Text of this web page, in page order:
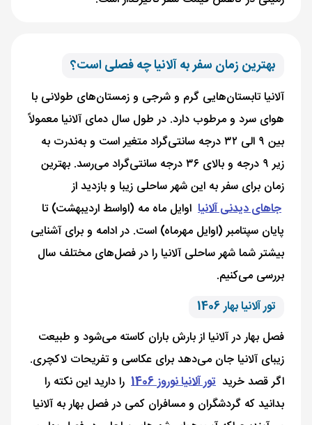
بهترین زمان سفر به آلانیا چه فصلی است؟
آلانیا تابستان‌هایی گرم و شرجی و زمستان‌های طولانی با
هوای سرد و مرطوب دارد. در طول سال دمای آلانیا معمولاً
بین ۹ الی ۳۲ درجه سانتی‌گراد متغیر است و ‌به‌ندرت به
زیر ۹ درجه و بالای ۳۶ درجه سانتی‌گراد می‌رسد. بهترین
زمان برای سفر به این شهر ساحلی زیبا و بازدید از
جاهای دیدنی آلانیا اوایل ماه مه (اواسط اردیبهشت) تا
پایان سپتامبر (اوایل مهرماه) است. در ادامه و برای آشنایی
بیشتر شما شهر ساحلی آلانیا را در فصل‌های مختلف سال
بررسی می‌کنیم.
تور آلانیا بهار 1406
فصل بهار در آلانیا از بارش باران کاسته می‌شود و طبیعت
زیبای آلانیا جان می‌دهد برای عکاسی و تفریحات لاکچری.
اگر قصد خرید تور آلانیا نوروز 1406
را دارید این نکته را
بدانید که گردشگران و مسافران کمی در فصل بهار به آلانیا